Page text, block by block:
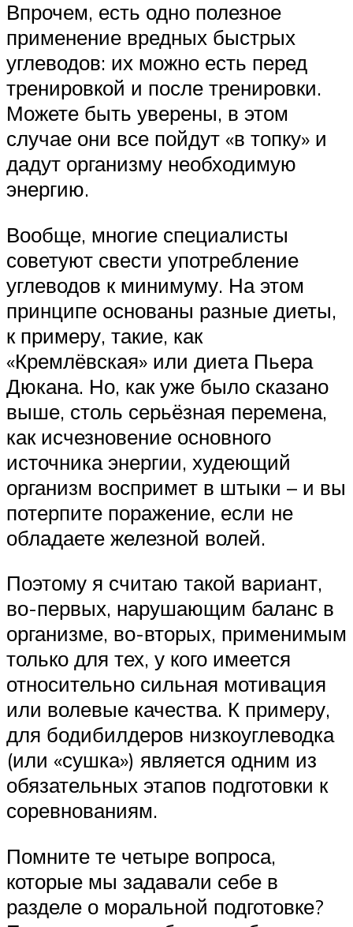
Впрочем, есть одно полезное
применение вредных быстрых
углеводов: их можно есть перед
тренировкой и после тренировки.
Можете быть уверены, в этом
случае они все пойдут «в топку» и
дадут организму необходимую
энергию.
Вообще, многие специалисты
советуют свести употребление
углеводов к минимуму. На этом
принципе основаны разные диеты,
к примеру, такие, как
«Кремлёвская» или диета Пьера
Дюкана. Но, как уже было сказано
выше, столь серьёзная перемена,
как исчезновение основного
источника энергии, худеющий
организм воспримет в штыки – и вы
потерпите поражение, если не
обладаете железной волей.
Поэтому я считаю такой вариант,
во-первых, нарушающим баланс в
организме, во-вторых, применимым
только для тех, у кого имеется
относительно сильная мотивация
или волевые качества. К примеру,
для бодибилдеров низкоуглеводка
(или «сушка») является одним из
обязательных этапов подготовки к
соревнованиям.
Помните те четыре вопроса,
которые мы задавали себе в
разделе о моральной подготовке?